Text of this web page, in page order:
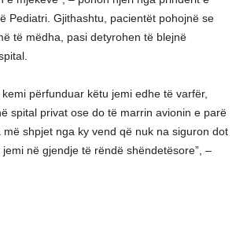
Pediatri. Gjithashtu, pacientët pohojnë se
të mëdha, pasi detyrohen të blejnë
përfunduar këtu jemi edhe të varfër,
spital privat ose do të marrin avionin e parë
shpjet nga ky vend që nuk na siguron dot
në gjendje të rëndë shëndetësore”, –